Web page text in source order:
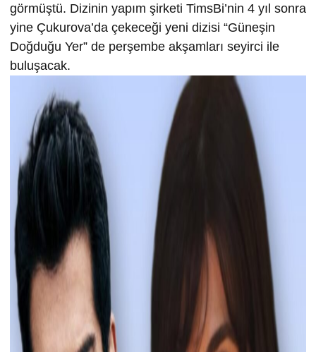
görmüştü. Dizinin yapım şirketi TimsBi’nin 4 yıl sonra
yine Çukurova’da çekeceği yeni dizisi “Güneşin
Doğduğu Yer” de perşembe akşamları seyirci ile
buluşacak.